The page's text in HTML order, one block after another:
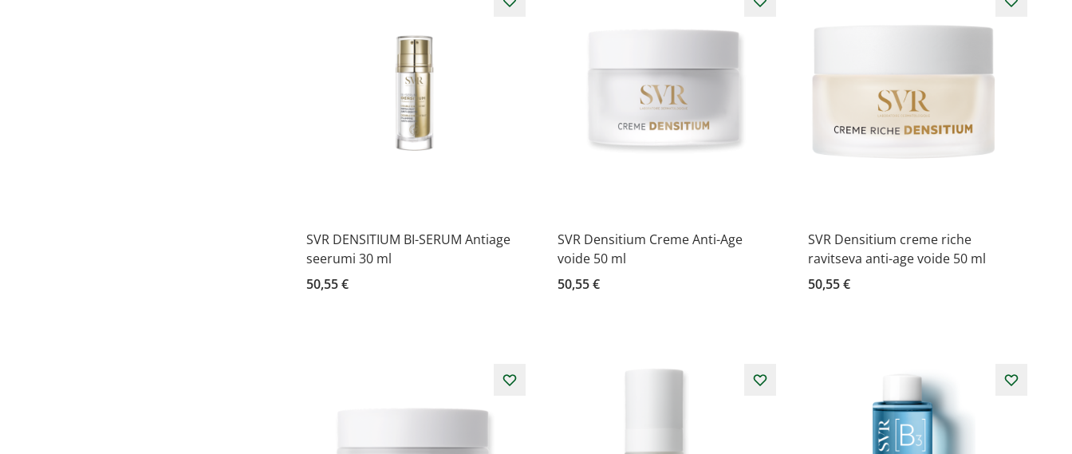
SVR DENSITIUM BI-SERUM Antiage
seerumi 30 ml
50,55 €
SVR Densitium Creme Anti-Age
voide 50 ml
50,55 €
SVR Densitium creme riche
ravitseva anti-age voide 50 ml
50,55 €